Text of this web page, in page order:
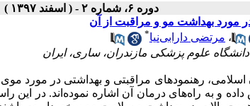
دوره ۶، شماره ۲ - ( اسفند ۱۳۹۷ )
مورد بهداشت مو و مراقبت از آن
، مرتضی دارابی‌نیا*
علوم پزشکی مازندران، ساری، ایران
رهنمودهای مراقبتی و بهداشتی در مورد
و به راه‌های درمان آن اشاره نموده‌اند. در